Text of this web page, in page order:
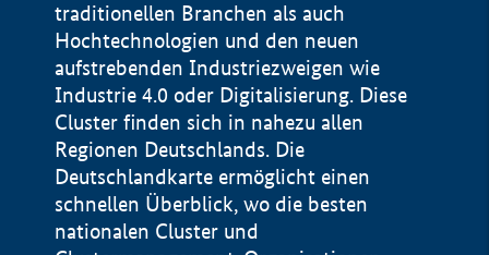
traditionellen Branchen als auch
Hochtechnologien und den neuen
aufstrebenden Industriezweigen wie
Industrie 4.0 oder Digitalisierung. Diese
Cluster finden sich in nahezu allen
Regionen Deutschlands. Die
Deutschlandkarte ermöglicht einen
schnellen Überblick, wo die besten
nationalen Cluster und